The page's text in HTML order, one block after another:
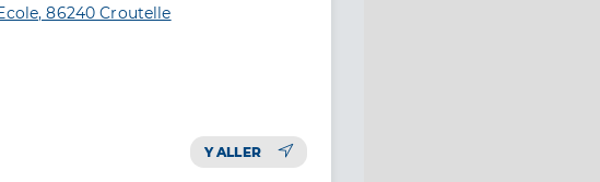
86240 Croutelle
Y ALLER